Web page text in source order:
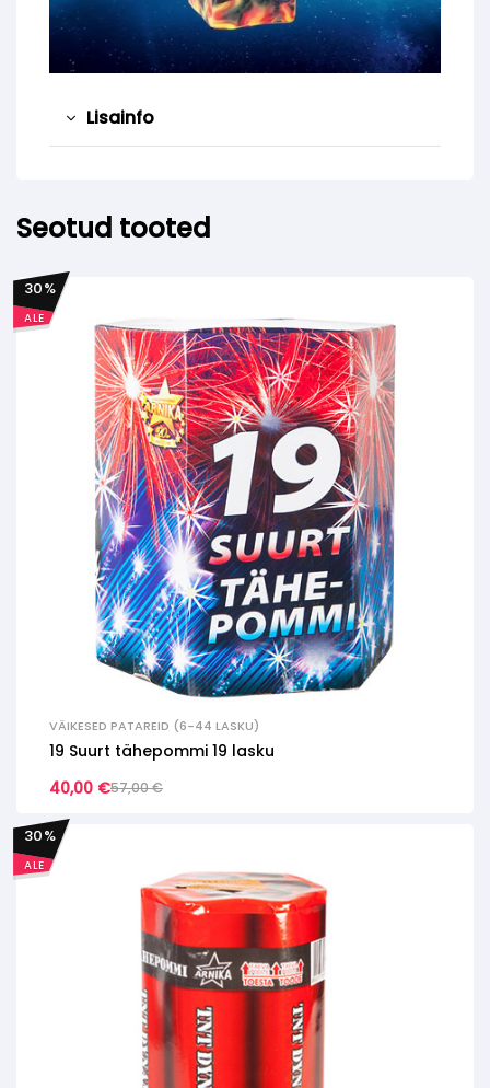
Lisainfo
Seotud tooted
30%
ALE
VÄIKESED PATAREID (6-44 LASKU)
19 Suurt tähepommi 19 lasku
57,00€
40,00 €
30%
ALE